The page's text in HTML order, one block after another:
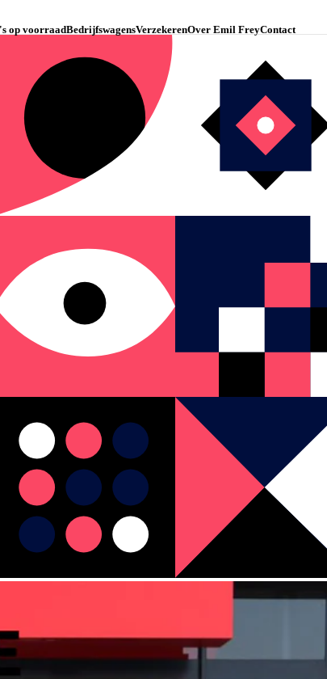
op voorraadBedrijfswagensVerzekerenOver Emil FreyContact